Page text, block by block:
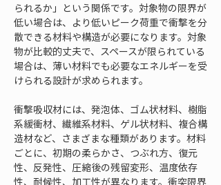
られるか」という関係です。対象物の限界が
低い場合は、より低いピーク荷重で衝撃を分
散できる材料や構造が必要になります。対象
物が比較的丈夫で、スペースが限られている
場合は、薄い材料でも必要なエネルギーを受
けられる設計が求められます。
衝撃吸収材には、発泡体、ゴム状材料、樹脂
系緩衝材、繊維系材料、ゲル状材料、複合構
造材など、さまざまな種類があります。材料
ごとに、初期の柔らかさ、つぶれ方、復元
性、反発性、圧縮後の残留変形、温度依存
性、耐候性、加工性が異なります。衝突限界